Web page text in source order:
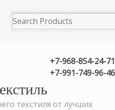
+7-968-854-24-71
+7-991-749-96-46
текстиля от лучших